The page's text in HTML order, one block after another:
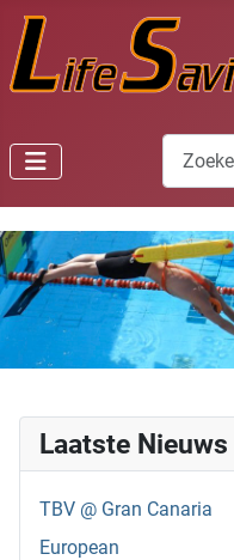
Zoeken
Laatste Nieuws
TBV @ Gran Canaria
European